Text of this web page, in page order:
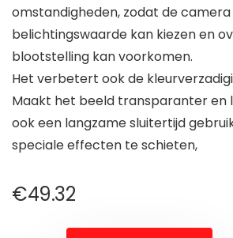
omstandigheden, zodat de camera
belichtingswaarde kan kiezen en
blootstelling kan voorkomen.
Het verbetert ook de
Maakt het beeld transparanter en
ook een langzame sluitertijd
speciale effecten te schieten,
€49.32